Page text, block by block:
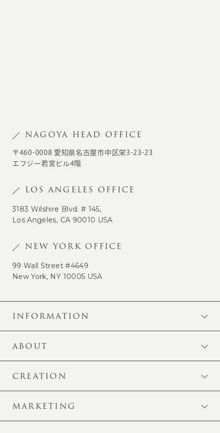
NAGOYA HEAD OFFICE
〒460-0008 愛知県名古屋市中区栄3-23-23
エフジー若宮ビル4階
LOS ANGELES OFFICE
3183 Wilshire Blvd. # 145,
Los Angeles, CA 90010 USA
NEW YORK OFFICE
99 Wall Street #4649
New York, NY 10005 USA
INFORMATION
ABOUT
CREATION
MARKETING